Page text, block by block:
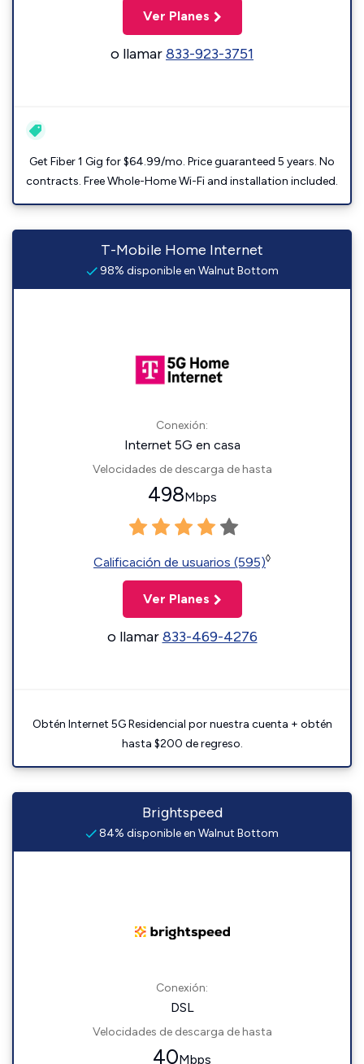
Ver Planes
o llamar833-923-3751
Get Fiber 1 Gig for $64.99/mo. Price guaranteed 5 years. No
contracts. Free Whole-Home Wi-Fi and installation included.
T-Mobile Home Internet
98% disponible en Walnut Bottom
Conexión:
Internet 5G en casa
Velocidades de descarga de hasta
498Mbps
Calificación de usuarios (595)◊
Ver Planes
o llamar833-469-4276
Obtén Internet 5G Residencial por nuestra cuenta + obtén
hasta $200 de regreso.
Brightspeed
84% disponible en Walnut Bottom
Conexión:
DSL
Velocidades de descarga de hasta
40Mbps